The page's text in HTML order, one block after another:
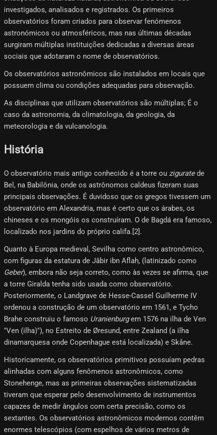
investigados, analisados ​​e registrados. Os primeiros
observatórios foram criados para observar fenómenos
astronómicos ou atmosféricos, mas nas últimas décadas
surgiram múltiplas instituições dedicadas a diversas áreas
sociais que adotaram o nome de observatórios.
Os observatórios astronômicos são instalados em locais que
possuem clima ou condições adequadas para observação.
As disciplinas que utilizam observatórios são múltiplas; É o
caso da astronomia, da climatologia, da geologia, da
meteorologia e da vulcanologia.
História
O observatório mais antigo conhecido é a torre ou ziguratede
Bel, na Babilônia, onde os astrônomos caldeus fizeram suas
principais observações. É duvidoso que os gregos tivessem um
observatório em Alexandria, mas é certo que os árabes, os
chineses e os mongóis os construíram. O de Bagdá era famoso,
localizado nos jardins do próprio califa.[2]​.
Quanto à Europa medieval, Sevilha como centro astronômico,
com figuras da estatura de Jābir ibn Aflah, (latinizado como
Geber), embora não seja correto, como às vezes se afirma, que
a torre Giralda tenha sido usada como observatório.
Posteriormente, o Landgrave de Hesse-Cassel Guilherme IV
ordenou a construção de um observatório em 1561, e Tycho
Brahe construiu o famoso Uranienburgem 1576 na ilha de Ven
"Ven (ilha)"), no Estreito de Øresund, entre Zealand (a ilha
dinamarquesa onde Copenhague está localizada) e Skåne.
Historicamente, os observatórios primitivos possuíam pedras
alinhadas com alguns fenômenos astronômicos, como
Stonehenge, mas as primeiras observações sistematizadas
tiveram que esperar pelo desenvolvimento de instrumentos
capazes de medir ângulos com certa precisão, como os
sextantes. Os observatórios astronômicos modernos contêm
enormes telescópios (com espelhos de vários metros de